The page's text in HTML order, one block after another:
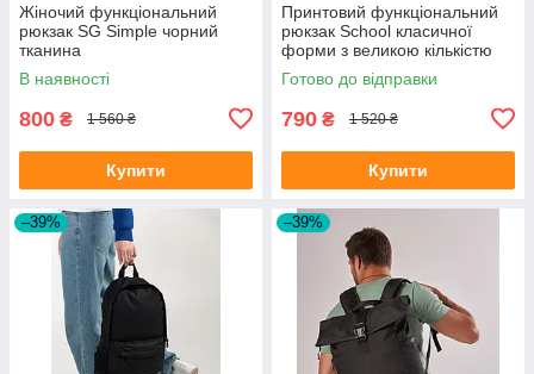
Жіночий функціональний
рюкзак SG Simple чорний
тканина
В наявності
800 ₴ 1 560 ₴
Купити
Принтовий функціональний
рюкзак School класичної
форми з великою кількістю
відділень на 30л
Готово до відправки
790 ₴ 1 520 ₴
Купити
–39% –39%